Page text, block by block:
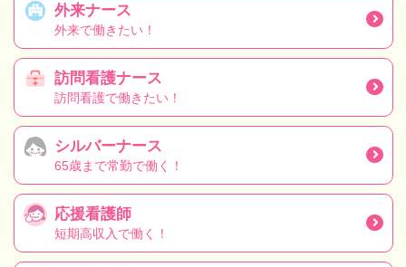
外来ナース
外来で働きたい！
訪問看護ナース
訪問看護で働きたい！
シルバーナース
65歳まで常勤で働く！
応援看護師
短期高収入で働く！